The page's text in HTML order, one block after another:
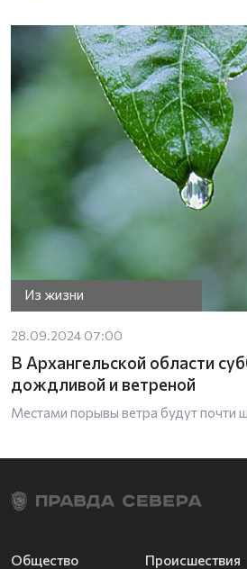
Из жизни
28.09.2024 07:00
В Архангельской области
дождливой и ветреной
Местами порывы ветра будут почти
Общество
Происшествия